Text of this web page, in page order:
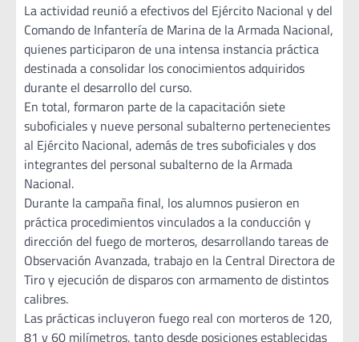
La actividad reunió a efectivos del Ejército Nacional y del
Comando de Infantería de Marina de la Armada Nacional,
quienes participaron de una intensa instancia práctica
destinada a consolidar los conocimientos adquiridos
durante el desarrollo del curso.
En total, formaron parte de la capacitación siete
suboficiales y nueve personal subalterno pertenecientes
al Ejército Nacional, además de tres suboficiales y dos
integrantes del personal subalterno de la Armada
Nacional.
Durante la campaña final, los alumnos pusieron en
práctica procedimientos vinculados a la conducción y
dirección del fuego de morteros, desarrollando tareas de
Observación Avanzada, trabajo en la Central Directora de
Tiro y ejecución de disparos con armamento de distintos
calibres.
Las prácticas incluyeron fuego real con morteros de 120,
81 y 60 milímetros, tanto desde posiciones establecidas